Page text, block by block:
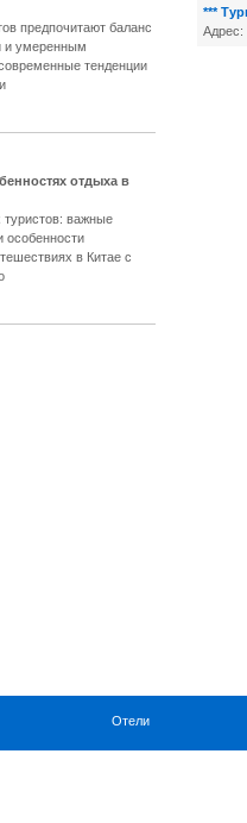
предпочитают баланс
и умеренным
тенденции
отдыха в
туристов: важные
особенности
в Китае с
***
Адрес:
Отели